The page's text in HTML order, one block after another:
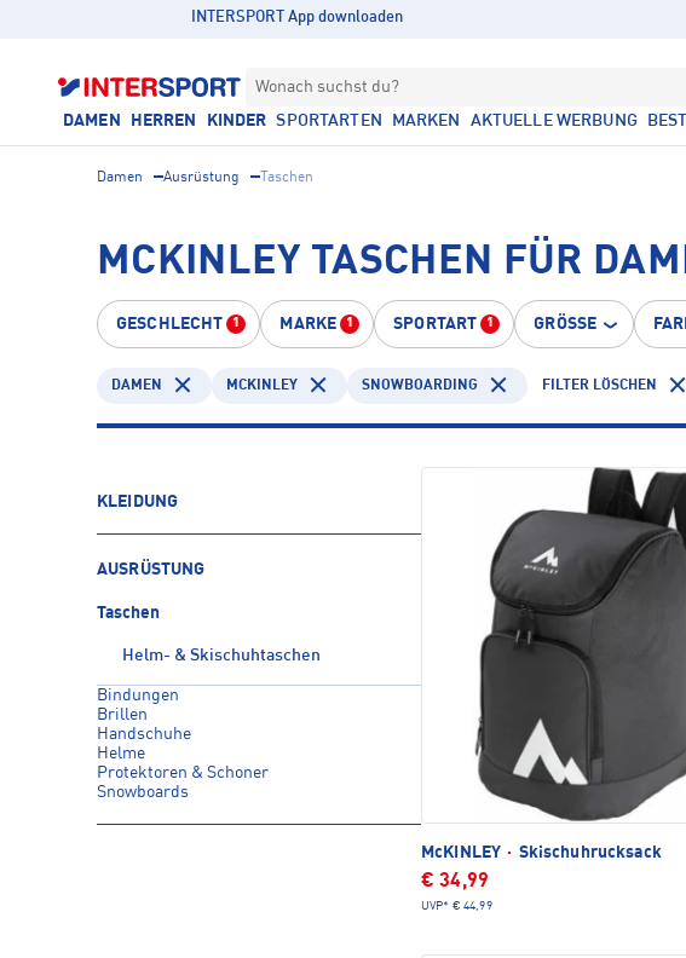
INTERSPORT App downloaden
Wonach suchst du?
DAMEN HERREN KINDER SPORTARTEN MARKEN AKTUELLE WERBUNG
Damen Ausrüstung Taschen
MCKINLEY TASCHEN FÜR
GESCHLECHT 1 MARKE 1 SPORTART 1 GRÖSSE
DAMEN MCKINLEY SNOWBOARDING FILTER LÖSCHEN
KLEIDUNG
AUSRÜSTUNG
Taschen
Helm- & Skischuhtaschen
Bindungen
Brillen
Handschuhe
Helme
Protektoren & Schoner
Snowboards
McKINLEY · Skischuhrucksack
€ 34,99
UVP* € 44,99